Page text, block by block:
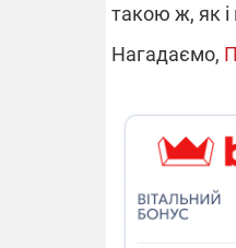
такою ж, як і
Нагадаємо,